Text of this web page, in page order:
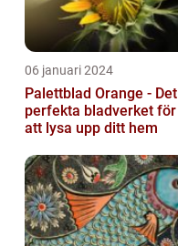
06 januari 2024
Palettblad Orange - Det
perfekta bladverket för
att lysa upp ditt hem